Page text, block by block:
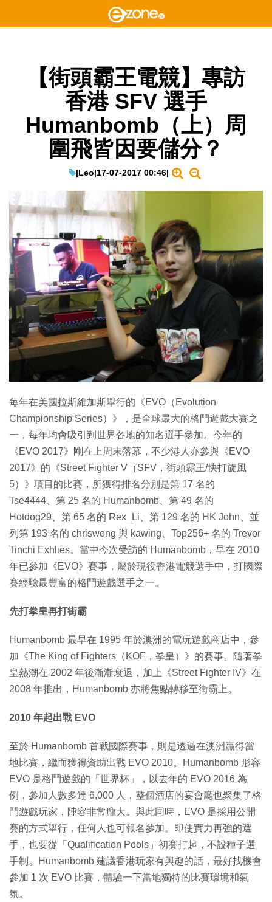
【街頭霸王電競】專訪
香港 SFV 選手
Humanbomb（上）周
圍飛皆因要儲分？
|Leo|17-07-2017 00:46|
每年在美國拉斯維加斯舉行的《EVO（Evolution
Championship Series）》，是全球最大的格鬥遊戲大賽之
一，每年均會吸引到世界各地的知名選手參加。今年的
《EVO 2017》剛在上周末落幕，不少港人亦參與《EVO
2017》的《Street Fighter V（SFV，街頭霸王/快打旋風
5）》項目的比賽，所獲得排名分別是第 17 名的
Tse4444、第 25 名的 Humanbomb、第 49 名的
Hotdog29、第 65 名的 Rex_Li、第 129 名的 HK John、並
列第 193 名的 chriswong 與 kawing、Top256+ 名的 Trevor
Tinchi Exhlies。當中今次受訪的 Humanbomb，早在 2010
年已參加《EVO》賽事，屬於現役香港電競選手中，打國際
賽經驗最豐富的格鬥遊戲選手之一。
先打拳皇再打街霸
Humanbomb 最早在 1995 年於澳洲的電玩遊戲商店中，參
加《The King of Fighters（KOF，拳皇）》的賽事。隨著拳
皇熱潮在 2002 年後漸漸衰退，加上《Street Fighter IV》在
2008 年推出，Humanbomb 亦將焦點轉移至街霸上。
2010 年起出戰 EVO
至於 Humanbomb 首戰國際賽事，則是透過在澳洲贏得當
地比賽，繼而獲得資助出戰 EVO 2010。Humanbomb 形容
EVO 是格鬥遊戲的「世界杯」，以去年的 EVO 2016 為
例，參加人數多達 6,000 人，整個酒店的宴會廳也聚集了格
鬥遊戲玩家，陣容非常龐大。與此同時，EVO 是採用公開
賽的方式舉行，任何人也可報名參加。即使實力再強的選
手，也要從「Qualification Pools」初賽打起，不設種子選
手制。Humanbomb 建議香港玩家有興趣的話，最好找機會
參加 1 次 EVO 比賽，體驗一下當地獨特的比賽環境和氣
氛。